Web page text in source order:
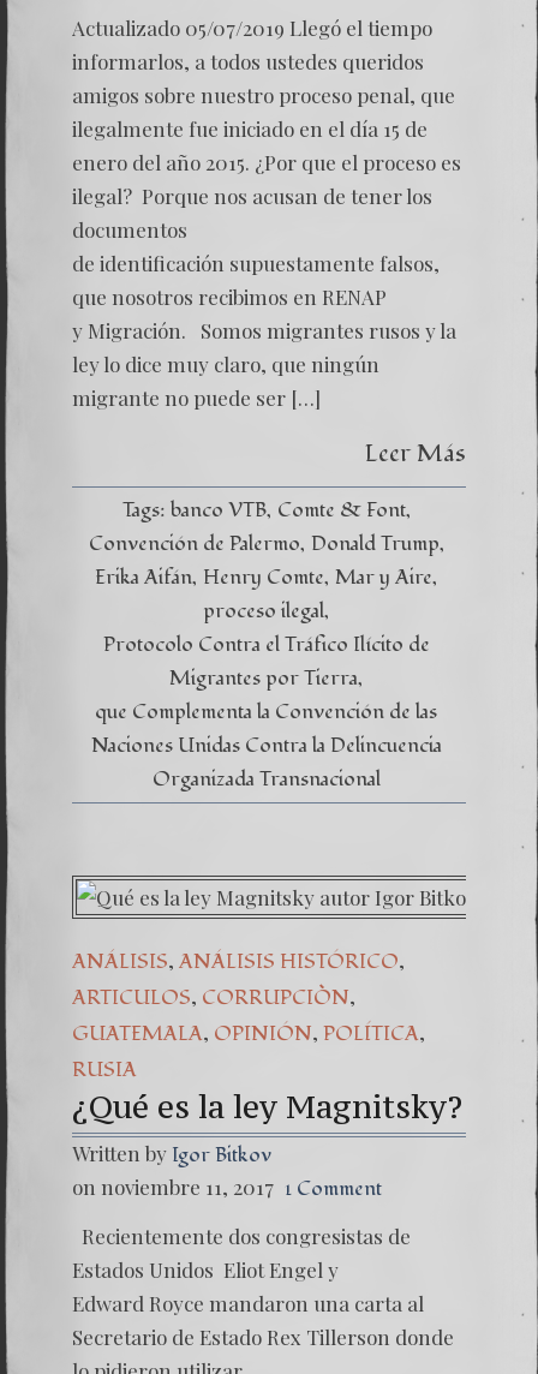
Justicia
Actualizado 05/07/2019 Llegó el tiempo
informarlos, a todos ustedes queridos
amigos sobre nuestro proceso penal, que
ilegalmente fue iniciado en el día 15 de
enero del año 2015. ¿Por que el proceso es
ilegal? Porque nos acusan de tener los
documentos
de identificación supuestamente falsos,
que nosotros recibimos en RENAP
y Migración. Somos migrantes rusos y la
ley lo dice muy claro, que ningún
migrante no puede ser […]
Leer Más
Tags: banco VTB Comte & Font
Convención de Palermo Donald Trump
Erika Aifán Henry Comte Mar y Aire
proceso ilegal
Protocolo Contra el Tráfico Ilícito de
Migrantes por Tierra
que Complementa la Convención de las
Naciones Unidas Contra la Delincuencia
Organizada Transnacional
ANÁLISIS, ANÁLISIS HISTÓRICO,
ARTICULOS, CORRUPCIÒN,
GUATEMALA, OPINIÓN, POLÍTICA,
RUSIA
¿Qué es la ley Magnitsky?
Written by Igor Bitkov
on noviembre 11, 2017 1 Comment
Recientemente dos congresistas de
Estados Unidos Eliot Engel y
Edward Royce mandaron una carta al
Secretario de Estado Rex Tillerson donde